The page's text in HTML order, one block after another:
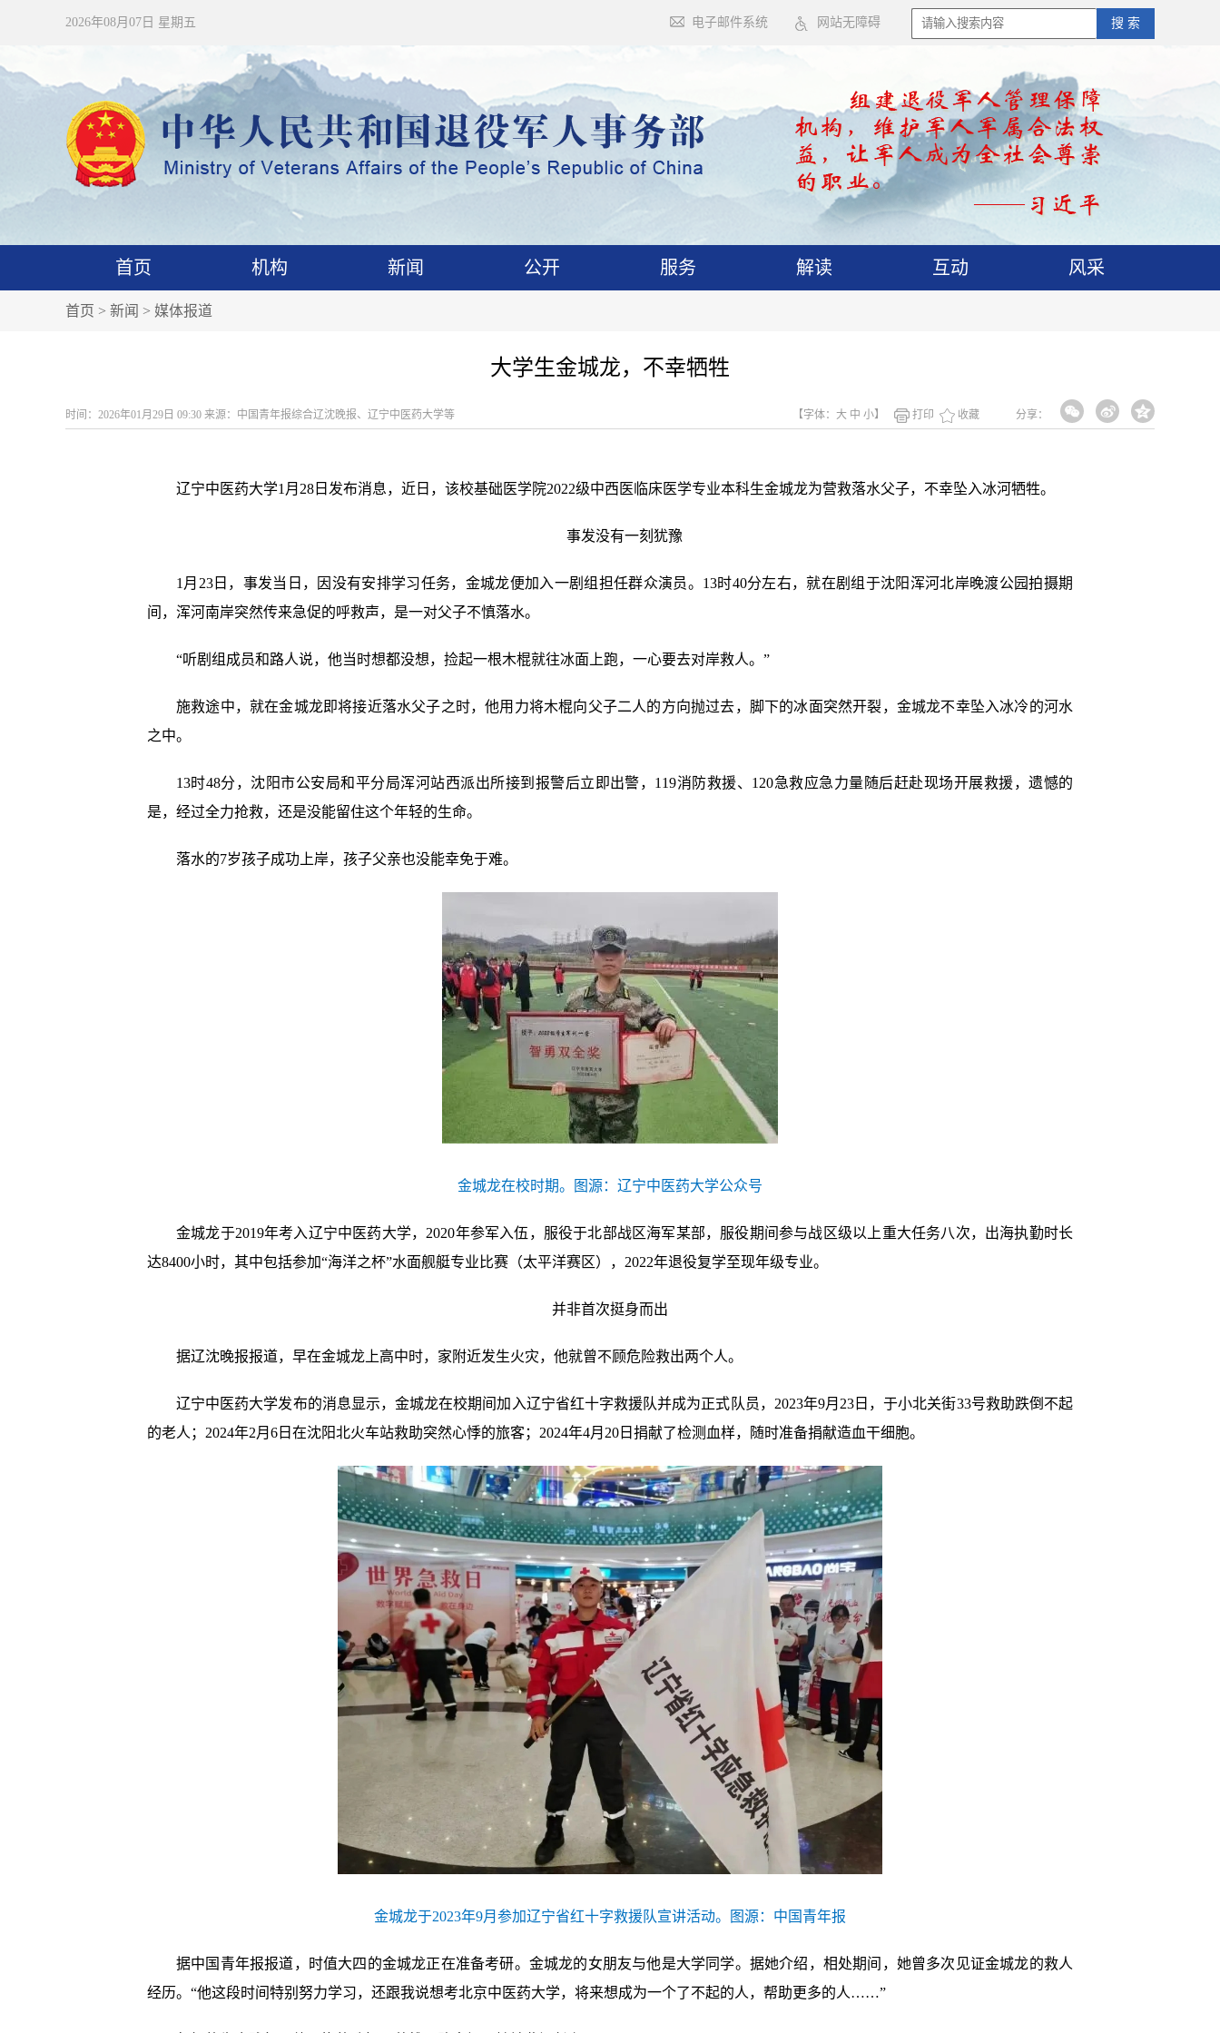
2026年08月07日 星期五 搜 索
电子邮件系统 网站无障碍
首页 机构 新闻 公开 服务 解读 互动 风采
首页 > 新闻 > 媒体报道
大学生金城龙，不幸牺牲
时间：2026年01月29日 09:30 来源：中国青年报综合辽沈晚报、辽宁中医药大学等 分享：
【字体： 大 中 小】 打印 收藏
辽宁中医药大学1月28日发布消息，近日，该校基础医学院2022级中西医临床医学专业本科生金城龙为营救落水父子，不幸坠入冰河牺牲。
事发没有一刻犹豫
1月23日，事发当日，因没有安排学习任务，金城龙便加入一剧组担任群众演员。13时40分左右，就在剧组于沈阳浑河北岸晚渡公园拍摄期
间，浑河南岸突然传来急促的呼救声，是一对父子不慎落水。
“听剧组成员和路人说，他当时想都没想，捡起一根木棍就往冰面上跑，一心要去对岸救人。”
施救途中，就在金城龙即将接近落水父子之时，他用力将木棍向父子二人的方向抛过去，脚下的冰面突然开裂，金城龙不幸坠入冰冷的河水
之中。
13时48分，沈阳市公安局和平分局浑河站西派出所接到报警后立即出警，119消防救援、120急救应急力量随后赶赴现场开展救援，遗憾的
是，经过全力抢救，还是没能留住这个年轻的生命。
落水的7岁孩子成功上岸，孩子父亲也没能幸免于难。
金城龙在校时期。图源：辽宁中医药大学公众号
金城龙于2019年考入辽宁中医药大学，2020年参军入伍，服役于北部战区海军某部，服役期间参与战区级以上重大任务八次，出海执勤时长
达8400小时，其中包括参加“海洋之杯”水面舰艇专业比赛（太平洋赛区），2022年退役复学至现年级专业。
并非首次挺身而出
据辽沈晚报报道，早在金城龙上高中时，家附近发生火灾，他就曾不顾危险救出两个人。
辽宁中医药大学发布的消息显示，金城龙在校期间加入辽宁省红十字救援队并成为正式队员，2023年9月23日，于小北关街33号救助跌倒不起
的老人；2024年2月6日在沈阳北火车站救助突然心悸的旅客；2024年4月20日捐献了检测血样，随时准备捐献造血干细胞。
金城龙于2023年9月参加辽宁省红十字救援队宣讲活动。图源：中国青年报
据中国青年报报道，时值大四的金城龙正在准备考研。金城龙的女朋友与他是大学同学。据她介绍，相处期间，她曾多次见证金城龙的救人
经历。“他这段时间特别努力学习，还跟我说想考北京中医药大学，将来想成为一个了不起的人，帮助更多的人……”